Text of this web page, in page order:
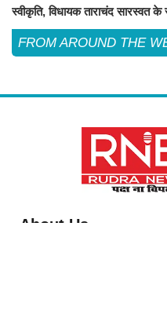
स्वीकृति, विधायक ताराचंद सारस्वत
FROM AROUND THE
About Us